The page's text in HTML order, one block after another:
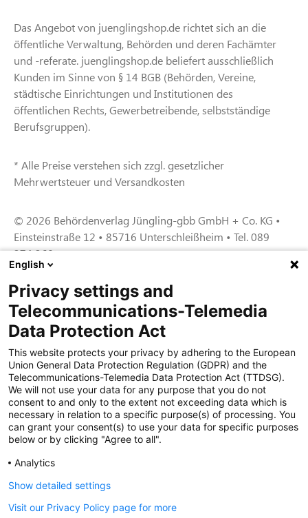
Das Angebot von juenglingshop.de richtet sich an die
öffentliche Verwaltung, Behörden und deren Fachämter
und -referate. juenglingshop.de beliefert ausschließlich
Kunden im Sinne von § 14 BGB (Behörden, Vereine,
städtische Einrichtungen und Institutionen des
öffentlichen Rechts, Gewerbetreibende, selbstständige
Berufsgruppen).
* Alle Preise verstehen sich zzgl. gesetzlicher
Mehrwertsteuer und Versandkosten
© 2026 Behördenverlag Jüngling-gbb GmbH + Co. KG •
Einsteinstraße 12 • 85716 Unterschleißheim • Tel. 089
374 360
Zertifiziert für das Sicherheitsmanagem
entsystem unter TU4® durch TÜViT Essen
Zertifiziert für das QM-System nach DIN EN
ISO 9001: 2015, Reg.-Nr. 44 100 091350
durch TÜV NORD CERT
Zertifiziert für Sicherheits- und
Zertifiziert als qualifiziertes Unternehmen für
English
Privacy settings and
Telecommunications-Telemedia
Data Protection Act
This website protects your privacy by adhering to the European
Union General Data Protection Regulation (GDPR) and the
Telecommunications-Telemedia Data Protection Act (TTDSG).
We will not use your data for any purpose that you do not
consent to and only to the extent not exceeding data which is
necessary in relation to a specific purpose(s) of processing. You
can grant your consent(s) to use your data for specific purposes
below or by clicking "Agree to all".
Analytics
Show detailed settings
Visit our Privacy Policy page for more